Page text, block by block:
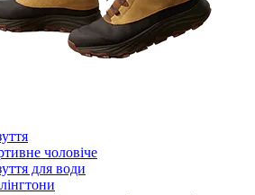
чоловіче
для води